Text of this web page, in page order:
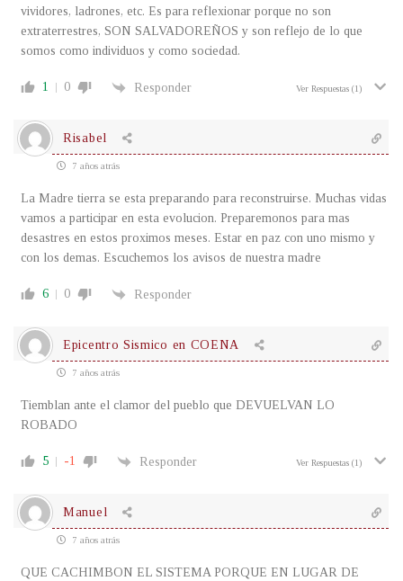
vividores, ladrones, etc. Es para reflexionar porque no son
extraterrestres, SON SALVADOREÑOS y son reflejo de lo que
somos como individuos y como sociedad.
1 0 Responder Ver Respuestas (1)
Risabel
7 años atrás
La Madre tierra se esta preparando para reconstruirse. Muchas vidas
vamos a participar en esta evolucion. Preparemonos para mas
desastres en estos proximos meses. Estar en paz con uno mismo y
con los demas. Escuchemos los avisos de nuestra madre
6 0 Responder
Epicentro Sismico en COENA
7 años atrás
Tiemblan ante el clamor del pueblo que DEVUELVAN LO
ROBADO
5 -1 Responder Ver Respuestas (1)
Manuel
7 años atrás
QUE CACHIMBON EL SISTEMA PORQUE EN LUGAR DE